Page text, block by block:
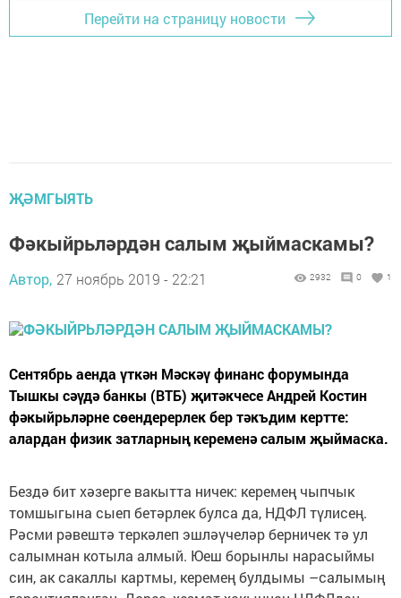
Перейти на страницу новости
ҖӘМГЫЯТЬ
Фәкыйрьләрдән салым җыймаскамы?
Автор, 27 ноябрь 2019 - 22:21 2932 0 1
Сентябрь аенда үткән Мәскәү финанс форумында
Тышкы сәүдә банкы (ВТБ) җитәкчесе Андрей Костин
фәкыйрьләрне сөендерерлек бер тәкъдим кертте:
алардан физик затларның кеременә салым җыймаска.
Бездә бит хәзерге вакытта ничек: керемең чыпчык
томшыгына сыеп бетәрлек булса да, НДФЛ түлисең.
Рәсми рәвештә теркәлеп эшләүчеләр берничек тә ул
салымнан котыла алмый. Юеш борынлы нарасыймы
син, ак сакаллы картмы, керемең булдымы –салымың